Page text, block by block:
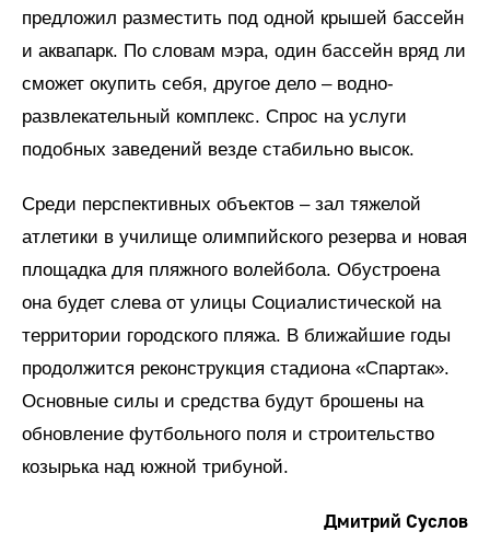
предложил разместить под одной крышей бассейн
и аквапарк. По словам мэра, один бассейн вряд ли
сможет окупить себя, другое дело – водно-
развлекательный комплекс. Спрос на услуги
подобных заведений везде стабильно высок.
Среди перспективных объектов – зал тяжелой
атлетики в училище олимпийского резерва и новая
площадка для пляжного волейбола. Обустроена
она будет слева от улицы Социалистической на
территории городского пляжа. В ближайшие годы
продолжится реконструкция стадиона «Спартак».
Основные силы и средства будут брошены на
обновление футбольного поля и строительство
козырька над южной трибуной.
Дмитрий Суслов